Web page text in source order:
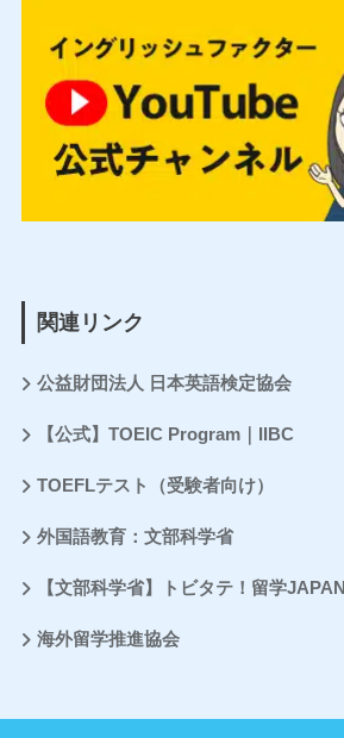
関連リンク
公益財団法人 日本英語検定協会
【公式】TOEIC Program｜IIBC
TOEFLテスト（受験者向け）
外国語教育：文部科学省
【文部科学省】トビタテ！留学JAPAN
海外留学推進協会